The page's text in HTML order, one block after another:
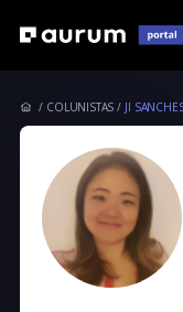
COLUNISTAS JI